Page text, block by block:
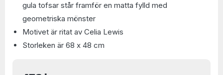
gula tofsar står framför en matta fylld med
geometriska mönster
Motivet är ritat av Celia Lewis
Storleken är 68 x 48 cm